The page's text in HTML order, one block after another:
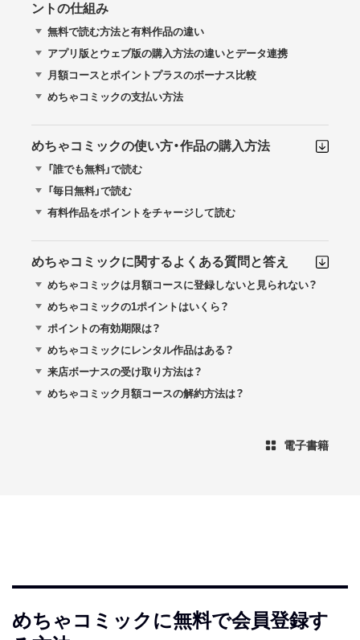
ントの仕組み
無料で読む方法と有料作品の違い
アプリ版とウェブ版の購入方法の違いとデータ連携
月額コースとポイントプラスのボーナス比較
めちゃコミックの支払い方法
めちゃコミックの使い方・作品の購入方法
「誰でも無料」で読む
「毎日無料」で読む
有料作品をポイントをチャージして読む
めちゃコミックに関するよくある質問と答え
めちゃコミックは月額コースに登録しないと見られない？
めちゃコミックの1ポイントはいくら？
ポイントの有効期限は？
めちゃコミックにレンタル作品はある？
来店ボーナスの受け取り方法は？
めちゃコミック月額コースの解約方法は？
電子書籍
めちゃコミックに無料で会員登録す